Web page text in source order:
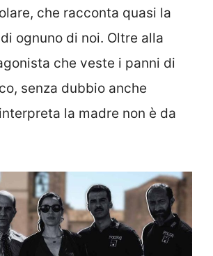
che racconta quasi la
ognuno di noi. Oltre alla
che veste i panni di
senza dubbio anche
la madre non è da